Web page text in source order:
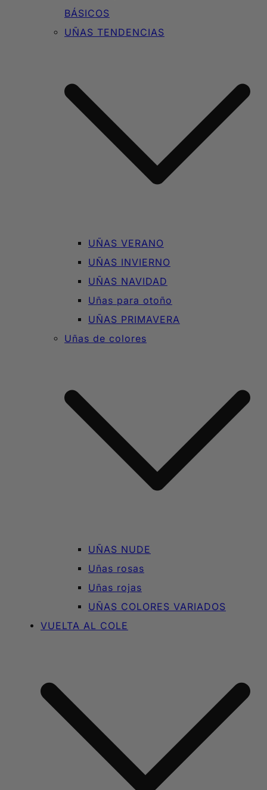
BÁSICOS
UÑAS TENDENCIAS
UÑAS VERANO
UÑAS INVIERNO
UÑAS NAVIDAD
Uñas para otoño
UÑAS PRIMAVERA
Uñas de colores
UÑAS NUDE
Uñas rosas
Uñas rojas
UÑAS COLORES VARIADOS
VUELTA AL COLE